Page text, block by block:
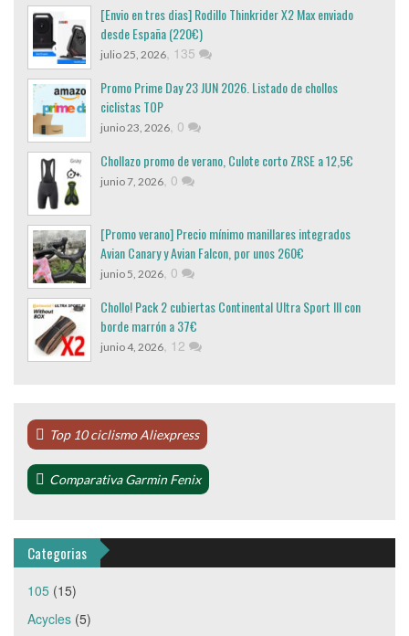
[Envio en tres dias] Rodillo Thinkrider X2 Max enviado
desde España (220€)
julio 25, 2026, 135
Promo Prime Day 23 JUN 2026. Listado de chollos
ciclistas TOP
junio 23, 2026, 0
Chollazo promo de verano, Culote corto ZRSE a 12,5€
junio 7, 2026, 0
[Promo verano] Precio mínimo manillares integrados
Avian Canary y Avian Falcon, por unos 260€
junio 5, 2026, 0
Chollo! Pack 2 cubiertas Continental Ultra Sport III con
borde marrón a 37€
junio 4, 2026, 12
Top 10 ciclismo Aliexpress
Comparativa Garmin Fenix
Categorias
105 (15)
Acycles (5)